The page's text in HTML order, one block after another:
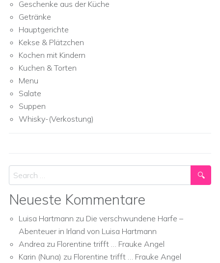
Geschenke aus der Küche
Getränke
Hauptgerichte
Kekse & Plätzchen
Kochen mit Kindern
Kuchen & Torten
Menu
Salate
Suppen
Whisky-(Verkostung)
Search
Neueste Kommentare
Luisa Hartmann zu Die verschwundene Harfe –
Abenteuer in Irland von Luisa Hartmann
Andrea zu Florentine trifft … Frauke Angel
Karin (Nuna) zu Florentine trifft … Frauke Angel